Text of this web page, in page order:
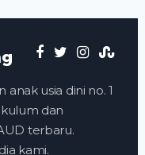
usia dini no. 1
dan
terbaru.
kami.